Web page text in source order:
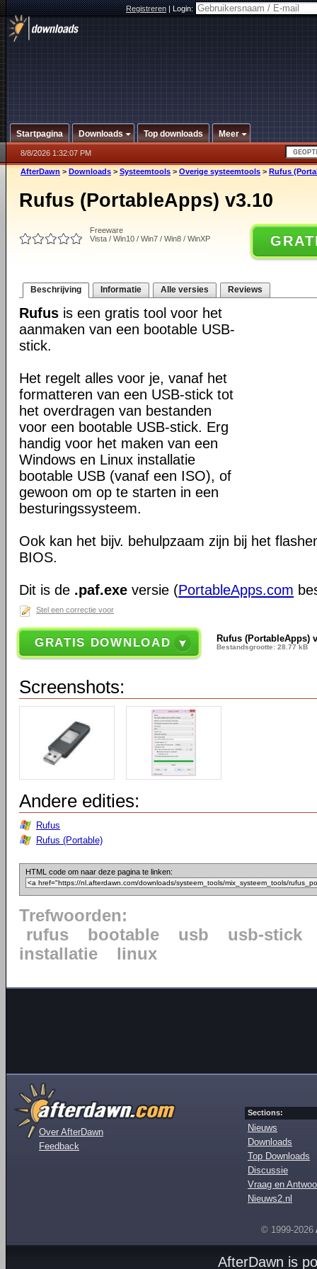
Registreren|Login:
Startpagina Downloads Top downloads Meer
8/8/2026 1:32:07 PM
AfterDawn > Downloads > Systeemtools > Overige systeemtools > Rufus
Rufus (PortableApps) v3.10
Freeware
Vista / Win10 / Win7 / Win8 / WinXP
Beschrijving Informatie Alle versies Reviews
Rufus is een gratis tool voor het
aanmaken van een bootable USB-
stick.
Het regelt alles voor je, vanaf het
formatteren van een USB-stick tot
het overdragen van bestanden
voor een bootable USB-stick. Erg
handig voor het maken van een
Windows en Linux installatie
bootable USB (vanaf een ISO), of
gewoon om op te starten in een
besturingssysteem.
Ook kan het bijv. behulpzaam zijn bij het
BIOS.
Dit is de .paf.exe versie (PortableApps.com
Stel een correctie voor
GRATIS DOWNLOAD Rufus (PortableApps)
Bestandsgrootte: 28.77 kB
Screenshots:
Andere edities:
Rufus
Rufus (Portable)
HTML code om naar deze pagina te linken:
Trefwoorden:
rufus
bootable usb
usb-stick
installatie
linux
Over AfterDawn
Feedback
Sections:
Nieuws
Downloads
Top Downloads
Discussie
Vraag en
Nieuws2.nl
© 1999-2026
AfterDawn is